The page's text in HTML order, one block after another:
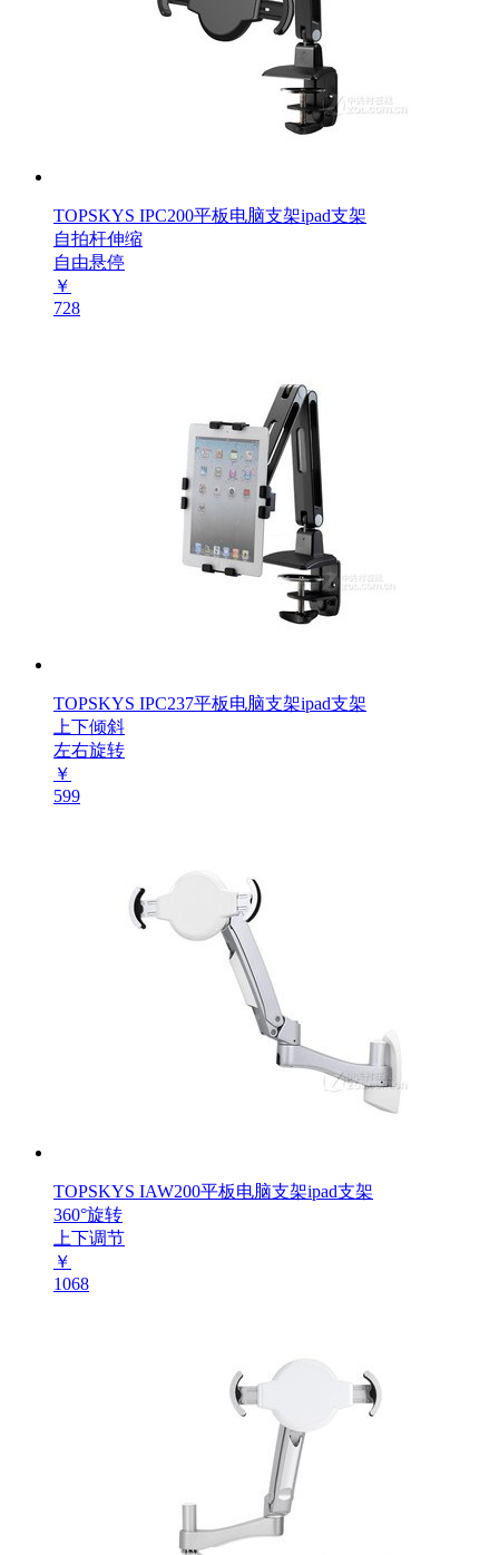
TOPSKYS IPC200平板电脑支架ipad支架
自拍杆伸缩
自由悬停
￥
728
TOPSKYS IPC237平板电脑支架ipad支架
上下倾斜
左右旋转
￥
599
TOPSKYS IAW200平板电脑支架ipad支架
360°旋转
上下调节
￥
1068